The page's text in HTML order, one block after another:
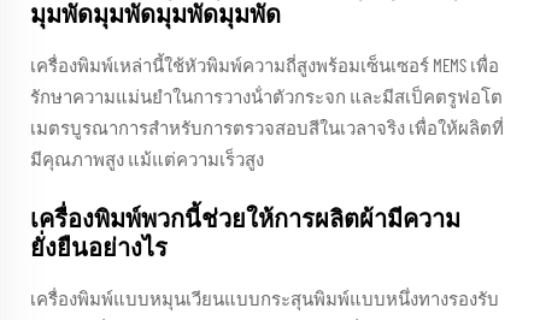
มุมพัดมุมพัดมุมพัดมุมพัด
เครื่องพิมพ์เหล่านี้ใช้หัวพิมพ์ความถี่สูงพร้อมเซ็นเซอร์ MEMS เพื่อ
รักษาความแม่นยําในการวางน้ําตัวกระจก และมีสเป็คตรูฟอโต
เมตรบูรณาการสําหรับการตรวจสอบสีในเวลาจริง เพื่อให้ผลิตที่
มีคุณภาพสูง แม้แต่ความเร็วสูง
เครื่องพิมพ์พวกนี้ช่วยให้การผลิตผ้ามีความ
ยั่งยืนอย่างไร
เครื่องพิมพ์แบบหมุนเวียนแบบกระสุนพิมพ์แบบหนึ่งทางรองรับ